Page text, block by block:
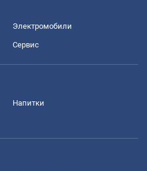
Электромобили
Сервис
Напитки